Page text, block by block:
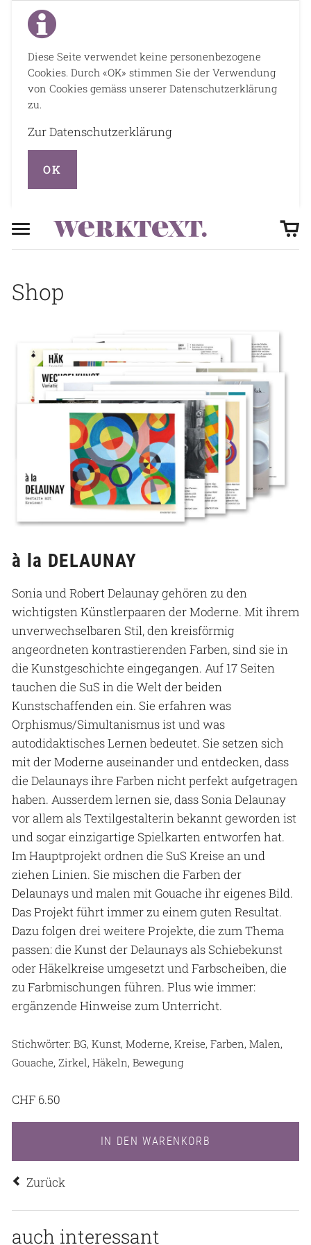
Diese Seite verwendet keine personenbezogene
Cookies. Durch «OK» stimmen Sie der Verwendung
von Cookies gemäss unserer Datenschutzerklärung
zu.
Zur Datenschutzerklärung
OK
Shop
à la DELAUNAY
Sonia und Robert Delaunay gehören zu den
wichtigsten Künstlerpaaren der Moderne. Mit ihrem
unverwechselbaren Stil, den kreisförmig
angeordneten kontrastierenden Farben, sind sie in
die Kunstgeschichte eingegangen. Auf 17 Seiten
tauchen die SuS in die Welt der beiden
Kunstschaffenden ein. Sie erfahren was
Orphismus/Simultanismus ist und was
autodidaktisches Lernen bedeutet. Sie setzen sich
mit der Moderne auseinander und entdecken, dass
die Delaunays ihre Farben nicht perfekt aufgetragen
haben. Ausserdem lernen sie, dass Sonia Delaunay
vor allem als Textilgestalterin bekannt geworden ist
und sogar einzigartige Spielkarten entworfen hat.
Im Hauptprojekt ordnen die SuS Kreise an und
ziehen Linien. Sie mischen die Farben der
Delaunays und malen mit Gouache ihr eigenes Bild.
Das Projekt führt immer zu einem guten Resultat.
Dazu folgen drei weitere Projekte, die zum Thema
passen: die Kunst der Delaunays als Schiebekunst
oder Häkelkreise umgesetzt und Farbscheiben, die
zu Farbmischungen führen. Plus wie immer:
ergänzende Hinweise zum Unterricht.
Stichwörter: BG, Kunst, Moderne, Kreise, Farben, Malen,
Gouache, Zirkel, Häkeln, Bewegung
CHF 6.50
Zurück
auch interessant